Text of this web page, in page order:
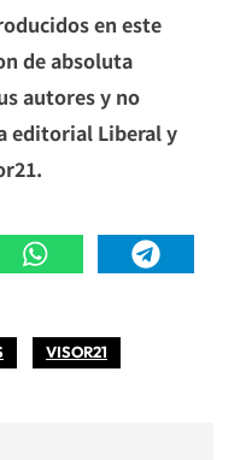
en este
de absoluta
autores y no
editorial Liberal y
VISOR21